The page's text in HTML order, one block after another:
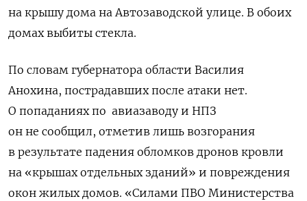
на крышу дома на Автозаводской улице. В обоих
домах выбиты стекла.
По словам губернатора области Василия
Анохина, пострадавших после атаки нет.
О попаданиях по авиазаводу и НПЗ
он не сообщил, отметив лишь возгорания
в результате падения обломков дронов кровли
на «крышах отдельных зданий» и повреждения
окон жилых домов. «Силами ПВО Министерства